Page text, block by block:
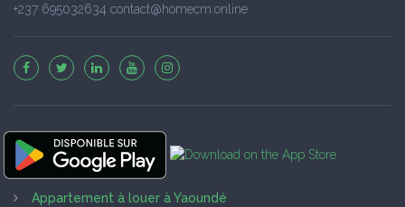
+237 695032634 contact@homecm.online
Appartement à louer à Yaoundé